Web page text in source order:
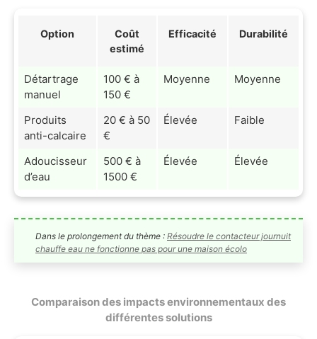
Option
Coût
estimé
Efficacité Durabilité
Détartrage
manuel
100 € à
150 €
Moyenne Moyenne
Produits
anti-calcaire
20 € à 50
€
Élevée Faible
Adoucisseur
d’eau
500 € à
1500 €
Élevée Élevée
Dans le prolongement du thème : Résoudre le contacteur journuit
chauffe eau ne fonctionne pas pour une maison écolo
Comparaison des impacts environnementaux des
différentes solutions